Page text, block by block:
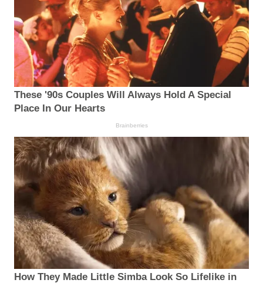
These '90s Couples Will Always Hold A Special
Place In Our Hearts
Brainberries
How They Made Little Simba Look So Lifelike in